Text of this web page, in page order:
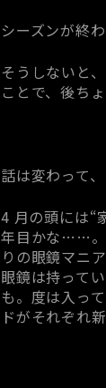
シーズンが終
そうしないと
ことで、後ち
話は変わって
4 月の頭には“
年目かな……。
りの眼鏡マニ
眼鏡は持って
も。度は入っ
ドがそれぞれ